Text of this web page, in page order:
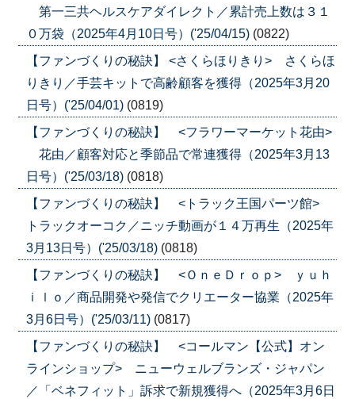
第一三共ヘルスケアダイレクト／累計売上数は３１
０万袋（2025年4月10日号）('25/04/15) (0822)
【ファンづくりの秘訣】 <さくらほりきり> さくらほ
りきり／手芸キットで高齢顧客を獲得（2025年3月20
日号）('25/04/01) (0819)
【ファンづくりの秘訣】 <フラワーマーケット花由>
花由／顧客対応と季節品で常連獲得（2025年3月13
日号）('25/03/18) (0818)
【ファンづくりの秘訣】 <トラック王国パーツ館>
トラックオーコク／ニッチ動画が１４万再生（2025年
3月13日号）('25/03/18) (0818)
【ファンづくりの秘訣】 <ＯｎｅＤｒｏｐ> ｙｕｈ
ｉｌｏ／商品開発や発信でクリエーター協業（2025年
3月6日号）('25/03/11) (0817)
【ファンづくりの秘訣】 <コールマン【公式】オン
ラインショップ> ニューウェルブランズ・ジャパン
／「ベネフィット」訴求で新規獲得へ（2025年3月6日